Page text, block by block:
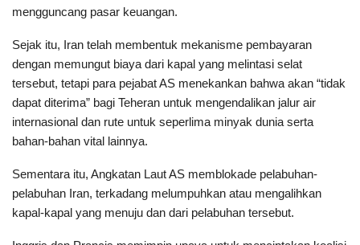
mengguncang pasar keuangan.
Sejak itu, Iran telah membentuk mekanisme pembayaran
dengan memungut biaya dari kapal yang melintasi selat
tersebut, tetapi para pejabat AS menekankan bahwa akan “tidak
dapat diterima” bagi Teheran untuk mengendalikan jalur air
internasional dan rute untuk seperlima minyak dunia serta
bahan-bahan vital lainnya.
Sementara itu, Angkatan Laut AS memblokade pelabuhan-
pelabuhan Iran, terkadang melumpuhkan atau mengalihkan
kapal-kapal yang menuju dan dari pelabuhan tersebut.